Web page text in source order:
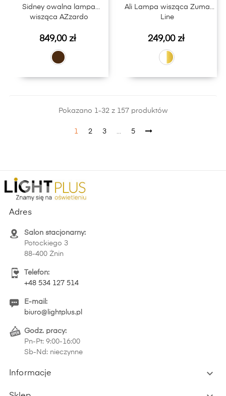
Sidney owalna lampa
wisząca AZzardo
Cena
849,00 zł
Ali Lampa wisząca Zuma
Line
Cena
249,00 zł
Pokazano 1-32 z 157 produktów
1 2 3 … 5
Adres
Salon stacjonarny:
Potockiego 3
88-400 Żnin
Telefon:
+48 534 127 514
E-mail:
biuro@lightplus.pl
Godz. pracy:
Pn-Pt: 9:00-16:00
Sb-Nd: nieczynne
Informacje 